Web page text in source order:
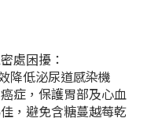
處困擾：
降低泌尿道感染機
症，保護胃部及心血
，避免含糖蔓越莓乾